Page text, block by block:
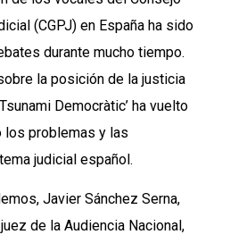
(CGPJ) en España ha sido
durante mucho tiempo.
la posición de la justicia
Democràtic’ ha vuelto
los problemas y las
judicial español.
Javier Sánchez Serna,
de la Audiencia Nacional,